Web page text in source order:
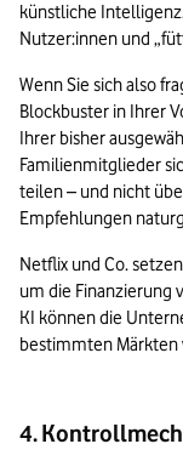
künstliche
Nutzer:innen und
Wenn Sie sich also
Blockbuster in Ihrer
Ihrer bisher
Familienmitglieder
teilen – und nicht
Empfehlungen
Netflix und Co.
um die Finanzierung
KI können die
bestimmten Märkten
4.